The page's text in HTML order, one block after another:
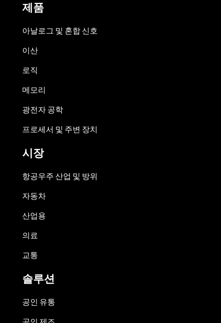
제품
아날로그 및 혼합 신호
이산
로직
메모리
광전자 공학
프로세서 및 주변 장치
시장
항공우주 산업 및 방위
자동차
산업용
의료
교통
솔루션
공인 유통